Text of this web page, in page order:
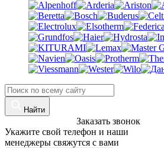
Найти
Заказать звонок
Укажите свой телефон и наши
менеджеры свяжутся с вами